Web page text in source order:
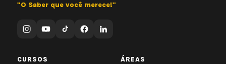
"O Saber que você merece!"
CURSOS ÁREAS